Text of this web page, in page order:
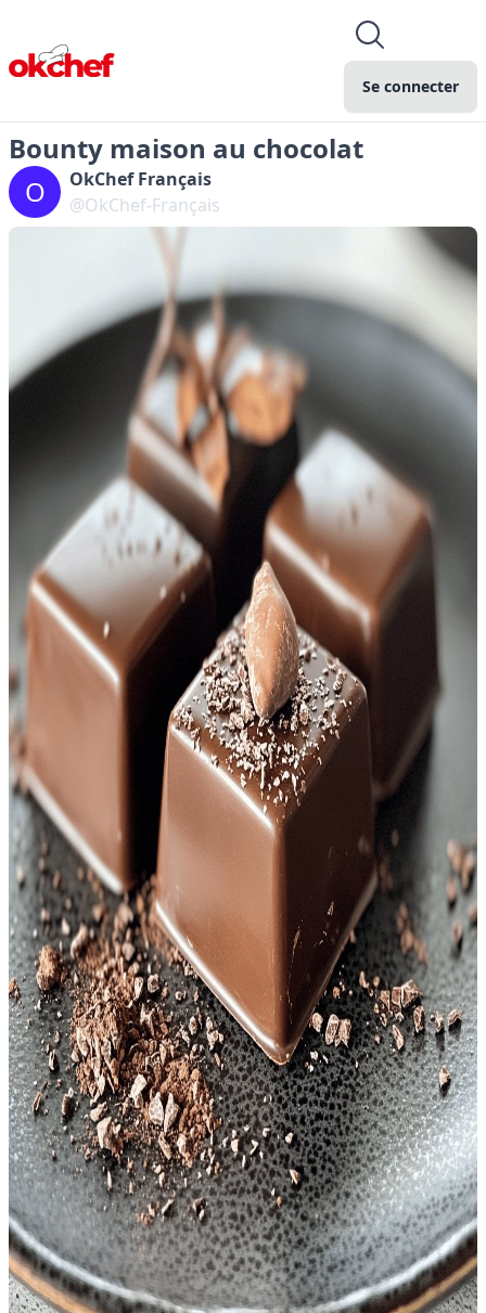
Se connecter
Bounty maison au chocolat
O
OkChef Français
@OkChef-Français